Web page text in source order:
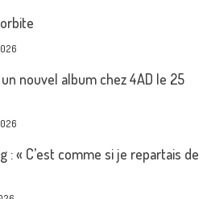
nouvel album chez 4AD le 25
: « C’est comme si je repartais de